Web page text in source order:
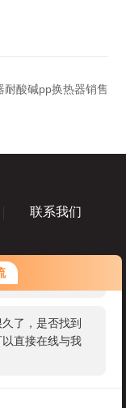
，很高兴为您
什么问题呢？
了，是否找到
直接在线与我
耐酸碱pp换热器销售
联系我们